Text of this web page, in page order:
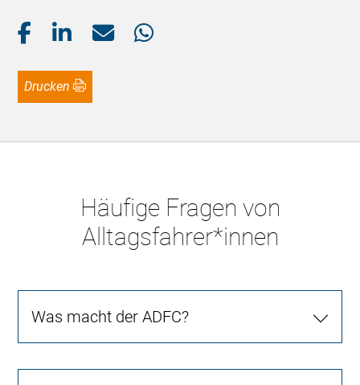
Drucken
Häufige Fragen von
Alltagsfahrer*innen
Was macht der ADFC?